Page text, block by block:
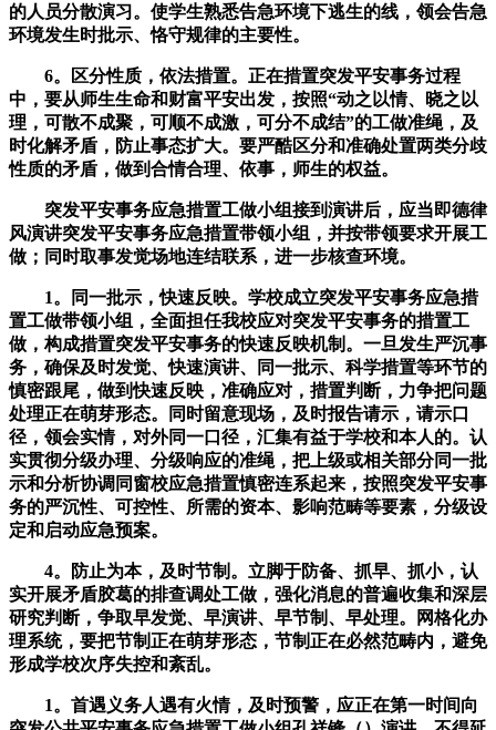
的人员分散演习。使学生熟悉告急环境下逃生的线，领会告急
环境发生时批示、恪守规律的主要性。
6。区分性质，依法措置。正在措置突发平安事务过程
中，要从师生生命和财富平安出发，按照“动之以情、晓之以
理，可散不成聚，可顺不成激，可分不成结”的工做准绳，及
时化解矛盾，防止事态扩大。要严酷区分和准确处置两类分歧
性质的矛盾，做到合情合理、依事，师生的权益。
突发平安事务应急措置工做小组接到演讲后，应当即德律
风演讲突发平安事务应急措置带领小组，并按带领要求开展工
做；同时取事发觉场地连结联系，进一步核查环境。
1。同一批示，快速反映。学校成立突发平安事务应急措
置工做带领小组，全面担任我校应对突发平安事务的措置工
做，构成措置突发平安事务的快速反映机制。一旦发生严沉事
务，确保及时发觉、快速演讲、同一批示、科学措置等环节的
慎密跟尾，做到快速反映，准确应对，措置判断，力争把问题
处理正在萌芽形态。同时留意现场，及时报告请示，请示口
径，领会实情，对外同一口径，汇集有益于学校和本人的。认
实贯彻分级办理、分级响应的准绳，把上级或相关部分同一批
示和分析协调同窗校应急措置慎密连系起来，按照突发平安事
务的严沉性、可控性、所需的资本、影响范畴等要素，分级设
定和启动应急预案。
4。防止为本，及时节制。立脚于防备、抓早、抓小，认
实开展矛盾胶葛的排查调处工做，强化消息的普遍收集和深层
研究判断，争取早发觉、早演讲、早节制、早处理。网格化办
理系统，要把节制正在萌芽形态，节制正在必然范畴内，避免
形成学校次序失控和紊乱。
1。首遇义务人遇有火情，及时预警，应正在第一时间向